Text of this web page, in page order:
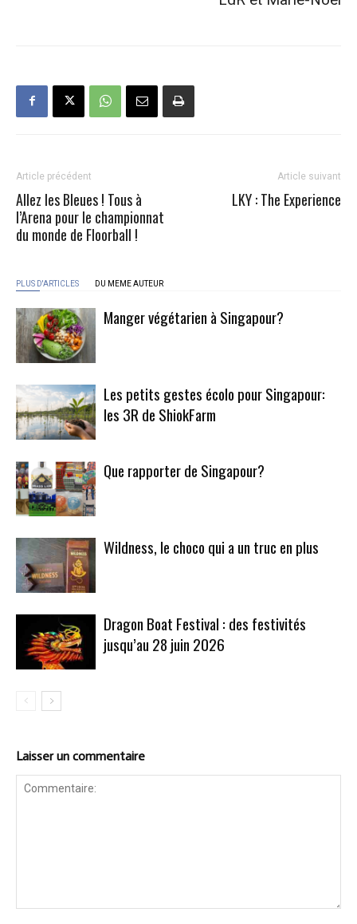
Article précédent
Allez les Bleues ! Tous à
l’Arena pour le championnat
du monde de Floorball !
Article suivant
LKY : The Experience
PLUS D'ARTICLES DU MEME AUTEUR
Manger végétarien à Singapour?
Les petits gestes écolo pour Singapour:
les 3R de ShiokFarm
Que rapporter de Singapour?
Wildness, le choco qui a un truc en plus
Dragon Boat Festival : des festivités
jusqu’au 28 juin 2026
Laisser un commentaire